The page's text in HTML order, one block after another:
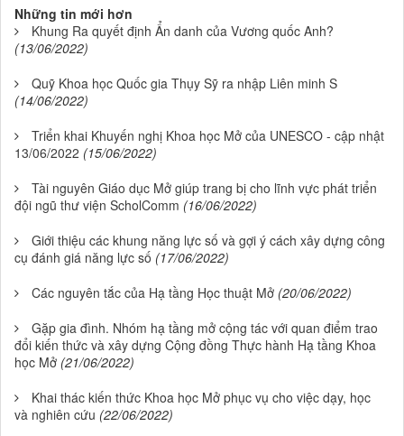
Những tin mới hơn
Khung Ra quyết định Ẩn danh của Vương quốc Anh?
(13/06/2022)
Quỹ Khoa học Quốc gia Thụy Sỹ ra nhập Liên minh S
(14/06/2022)
Triển khai Khuyến nghị Khoa học Mở của UNESCO - cập nhật
13/06/2022 (15/06/2022)
Tài nguyên Giáo dục Mở giúp trang bị cho lĩnh vực phát triển
đội ngũ thư viện ScholComm (16/06/2022)
Giới thiệu các khung năng lực số và gợi ý cách xây dựng công
cụ đánh giá năng lực số (17/06/2022)
Các nguyên tắc của Hạ tầng Học thuật Mở (20/06/2022)
Gặp gia đình. Nhóm hạ tầng mở cộng tác với quan điểm trao
đổi kiến thức và xây dựng Cộng đồng Thực hành Hạ tầng Khoa
học Mở (21/06/2022)
Khai thác kiến thức Khoa học Mở phục vụ cho việc dạy, học
và nghiên cứu (22/06/2022)